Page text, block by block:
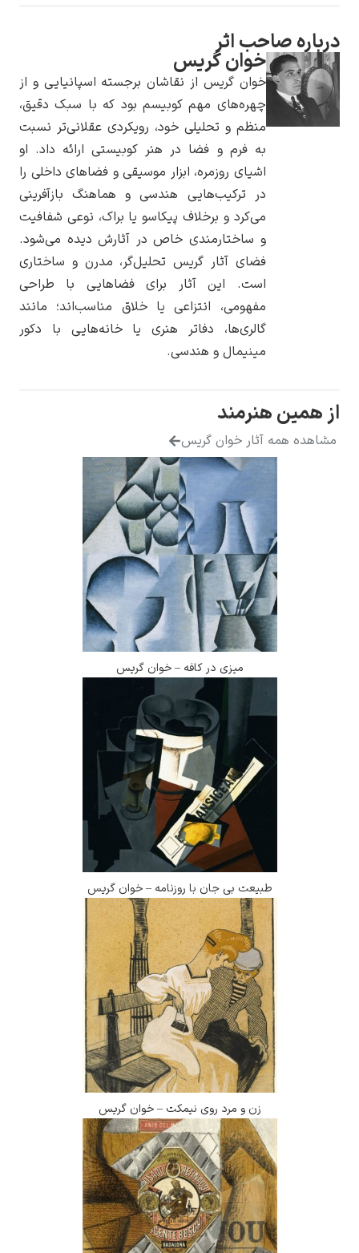
پیر آگوست رنوآر
یوهانس فرمیر
پرفروش‌ترین
صاحب اثر
خوان گریس
خوان گریس از نقاشان برجسته اسپانیایی و از
چهره‌های مهم کوبیسم بود که با سبک دقیق،
منظم و تحلیلی خود، رویکردی عقلانی‌تر نسبت
به فرم و فضا در هنر کوبیستی ارائه داد. او
اشیای روزمره، ابزار موسیقی و فضاهای داخلی را
در ترکیب‌هایی هندسی و هماهنگ بازآفرینی
می‌کرد و برخلاف پیکاسو یا براک، نوعی شفافیت
و ساختارمندی خاص در آثارش دیده می‌شود.
فضای آثار گریس تحلیل‌گر، مدرن و ساختاری
است. این آثار برای فضاهایی با طراحی
مفهومی، انتزاعی یا خلاق مناسب‌اند؛ مانند
گالری‌ها، دفاتر هنری یا خانه‌هایی با دکور
مینیمال و هندسی.
هنرمند
همه آثار خوان گریس
میزی در کافه – خوان گریس
طبیعت بی جان با روزنامه – خوان گریس
زن و مرد روی نیمکت – خوان گریس